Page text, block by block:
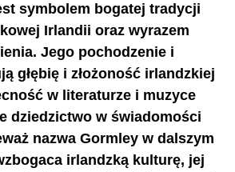
symbolem bogatej tradycji
Irlandii oraz wyrazem
Jego pochodzenie i
głębię i złożoność irlandzkiej
w literaturze i muzyce
dziedzictwo w świadomości
nazwa Gormley w dalszym
irlandzką kulturę, jej